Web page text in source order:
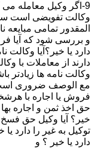
9-اگر وکیل معامله
وکالت تفویضی است
المقدور تمامی مبایعه
و بررسی شود که آیا
دارد یا خیر؟آیا وکالت
دارند از معاملات با
وکالت نامه ها زیادتر
مع الوصف ضروری
فروش یا اجاره با
حق اخذ ثمن و اجاره بها
خیر؟ آیا وکیل حق فسخ
توکیل به غیر را دارد
دارد یا خیر ؟ و